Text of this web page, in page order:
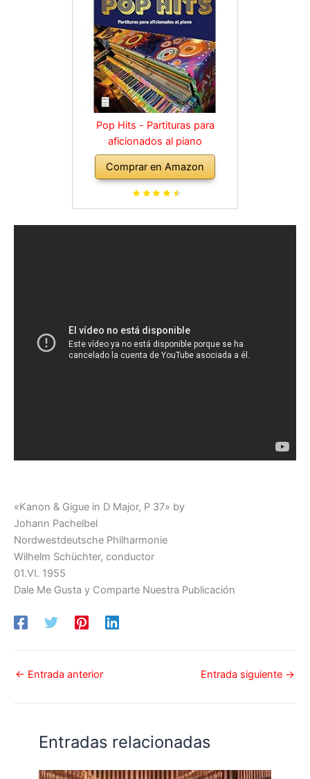
Pop Hits - Partituras para
aficionados al piano
Comprar en Amazon
«Kanon & Gigue in D Major, P 37» by
Johann Pachelbel
Nordwestdeutsche Philharmonie
Wilhelm Schüchter, conductor
01.VI. 1955
Dale Me Gusta y Comparte Nuestra Publicación
← Entrada anterior Entrada siguiente →
Entradas relacionadas